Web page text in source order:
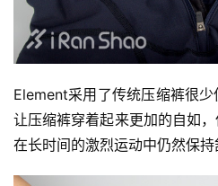
Element采用了传统压缩裤很
让压缩裤穿着起来更加的自如
在长时间的激烈运动中仍然保持